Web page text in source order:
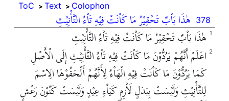
ToC Text
Colophon
378 هٰذَا بَاْبٌ تَحْقِيْرُ مَا كَاْنَتْ فِيْهِ تَاْءُ التَّأْنِيْثِ
هٰذَا بَاْبٌ تَحْقِيْرُ مَا كَاْنَتْ فِيْهِ تَاْءُ التَّأْنِيْثِ 1
اعَلَمْ أَنَّهُمْ يَرُدُّوْنَ مَا كَاْنَتْ فِيْهِ تَاْءُ التَّأْنِيْثِ إِلَى الْأَصْلِ
كَمَا يَرُدُّوْنَ مَا كَاْنَتْ فِيْهِ الْهَاْءُ لِأَنَّهُمْ أَلْحَقُوْهَا الِاسْمَ
لِلتَّأْنِيْثِ وَلَيْسَتْ بِبَدَلٍ لَاْزِمٍ كَيَاْءِ عِيْدٍ وَلَيْسَتْ كَنُوْنَ رَعْشٍ
2